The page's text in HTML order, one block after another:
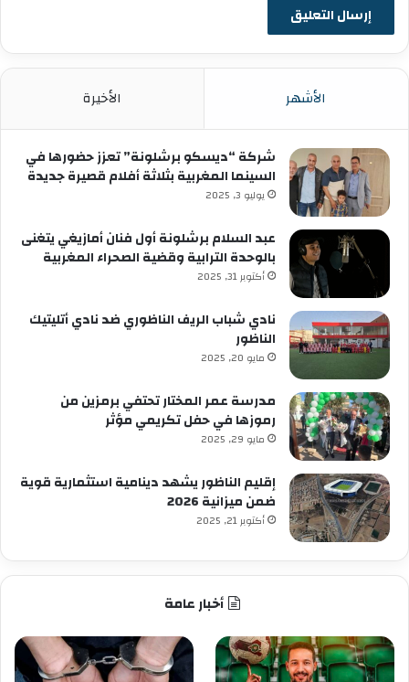
الأشهر الأخيرة
شركة “ديسكو برشلونة” تعزز حضورها في
السينما المغربية بثلاثة أفلام قصيرة جديدة
يوليو 3, 2025
عبد السلام برشلونة أول فنان أمازيغي يتغنى
بالوحدة الترابية وقضية الصحراء المغربية
أكتوبر 31, 2025
نادي شباب الريف الناظوري ضد نادي أتليتيك
الناظور
مايو 20, 2025
مدرسة عمر المختار تحتفي برمزين من
رموزها في حفل تكريمي مؤثر
مايو 29, 2025
إقليم الناظور يشهد دينامية استثمارية قوية
ضمن ميزانية 2026
أكتوبر 21, 2025
أخبار عامة